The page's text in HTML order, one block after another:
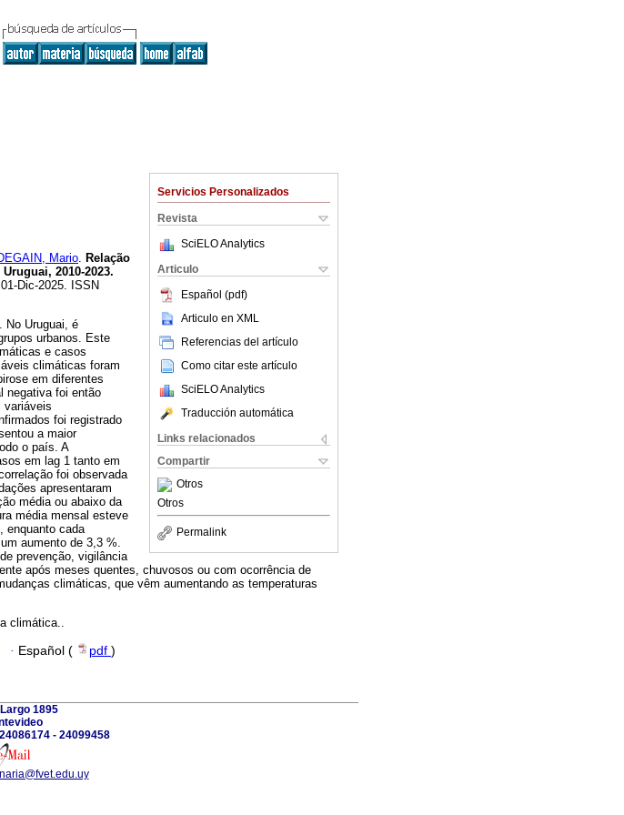
Servicios Personalizados
Revista
SciELO Analytics
Articulo
Español (pdf)
Articulo en XML
Referencias del artículo
Como citar este artículo
SciELO Analytics
Traducción automática
Links relacionados
Compartir
Otros
Otros
Permalink
Mario. Relação
2010-2023.
Dic-2025. ISSN
No Uruguai, é
urbanos. Este
e casos
climáticas foram
em diferentes
negativa foi então
variáveis
foi registrado
a maior
o país. A
em lag 1 tanto em
foi observada
apresentaram
média ou abaixo da
média mensal esteve
enquanto cada
aumento de 3,3 %.
prevenção, vigilância
após meses quentes, chuvosos ou com ocorrência de
climáticas, que vêm aumentando as temperaturas
climática..
· Español ( pdf )
1895
- 24099458